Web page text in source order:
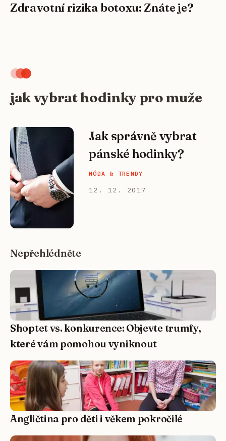
Zdravotní rizika botoxu: Znáte je?
jak vybrat hodinky pro muže
Jak správně vybrat
pánské hodinky?
MÓDA & TRENDY
12. 12. 2017
Nepřehlédněte
Shoptet vs. konkurence: Objevte trumfy,
které vám pomohou vyniknout
Angličtina pro děti i věkem pokročilé